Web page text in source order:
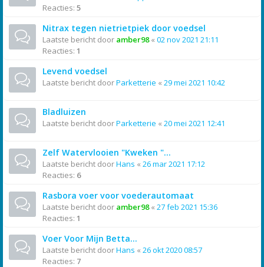
Reacties: 5
Nitrax tegen nietrietpiek door voedsel
Laatste bericht door amber98« 02 nov 2021 21:11
Reacties: 1
Levend voedsel
Laatste bericht doorParketterie « 29 mei 2021 10:42
Bladluizen
Laatste bericht doorParketterie « 20 mei 2021 12:41
Zelf Watervlooien "Kweken "...
Laatste bericht doorHans « 26 mar 2021 17:12
Reacties: 6
Rasbora voer voor voederautomaat
Laatste bericht door amber98« 27 feb 2021 15:36
Reacties: 1
Voer Voor Mijn Betta...
Laatste bericht doorHans « 26 okt 2020 08:57
Reacties: 7